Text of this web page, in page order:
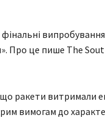
фінальні
Про це пише The
ракети витримали
вимогам до